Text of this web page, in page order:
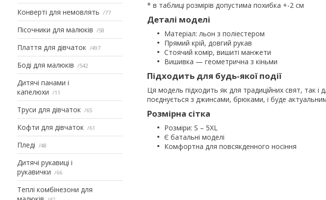
Конверті для немовлять 77
Пісочники для малюків 58
Плаття для дівчаток 497
Боді для малюків 542
Дитячі панами і
капелюхи
11
Труси для дівчаток 65
Кофти для дівчаток 61
Пледі 48
Дитячі рукавиці і
рукавички
66
Теплі комбінезони для
* в таблиці розмірів допустима похибка +-2 см
Деталі моделі
Матеріал: льон з поліестером
Прямий крій, довгий рукав
Стоячий комір, вишиті манжети
Вишивка — геометрична з кіньми
Підходить для будь-якої події
Ця модель підходить як для традиційних свят, так і
поєднується з джинсами, брюками, і буде
Розмірна сітка
Розміри: S – 5XL
Є батальні моделі
Комфортна для повсякденного носіння